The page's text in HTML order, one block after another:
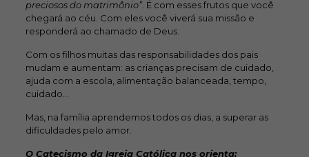
preciosos do matrimônio”. É com esses frutos que você
chegará ao céu. Com eles você viverá sua missão e
responderá ao chamado de Deus.
Com os filhos muitas das responsabilidades dos pais
mudam e aumentam: as crianças precisam de cuidado,
ajuda com a escola, alimentação balanceada, tempo,
cuidado…
Mas, na família aprendemos todos os dias, a superar as
dificuldades pelo amor.
O Catecismo da Igreja Católica nos orienta: